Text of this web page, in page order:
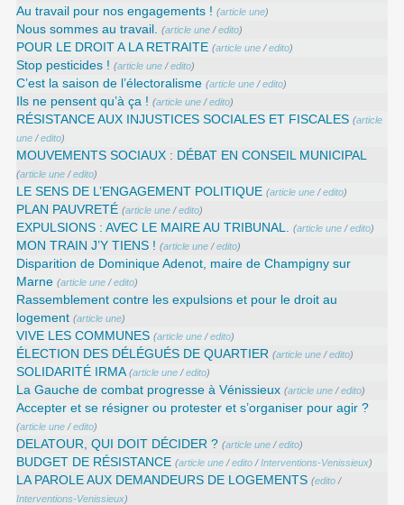
Au travail pour nos engagements ! (article une)
Nous sommes au travail. (article une /edito)
POUR LE DROIT A LA RETRAITE (article une /edito)
Stop pesticides ! (article une /edito)
C’est la saison de l’électoralisme (article une /edito)
Ils ne pensent qu’à ça ! (article une /edito)
RÉSISTANCE AUX INJUSTICES SOCIALES ET FISCALES (article
une /edito)
MOUVEMENTS SOCIAUX : DÉBAT EN CONSEIL MUNICIPAL
(article une /edito)
LE SENS DE L’ENGAGEMENT POLITIQUE (article une /edito)
PLAN PAUVRETÉ (article une /edito)
EXPULSIONS : AVEC LE MAIRE AU TRIBUNAL. (article une /edito)
MON TRAIN J’Y TIENS ! (article une /edito)
Disparition de Dominique Adenot, maire de Champigny sur
Marne (article une /edito)
Rassemblement contre les expulsions et pour le droit au
logement (article une)
VIVE LES COMMUNES (article une /edito)
ÉLECTION DES DÉLÉGUÉS DE QUARTIER (article une /edito)
SOLIDARITÉ IRMA (article une /edito)
La Gauche de combat progresse à Vénissieux (article une /edito)
Accepter et se résigner ou protester et s’organiser pour agir ?
(article une /edito)
DELATOUR, QUI DOIT DÉCIDER ? (article une /edito)
BUDGET DE RÉSISTANCE (article une /edito /Interventions-Venissieux)
LA PAROLE AUX DEMANDEURS DE LOGEMENTS (edito /
Interventions-Venissieux)